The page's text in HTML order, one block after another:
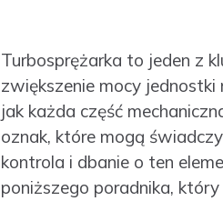
Turbosprężarka to jeden z
zwiększenie mocy
jak każda część
oznak, które mogą
kontrola i dbanie o ten
poniższego poradnika,